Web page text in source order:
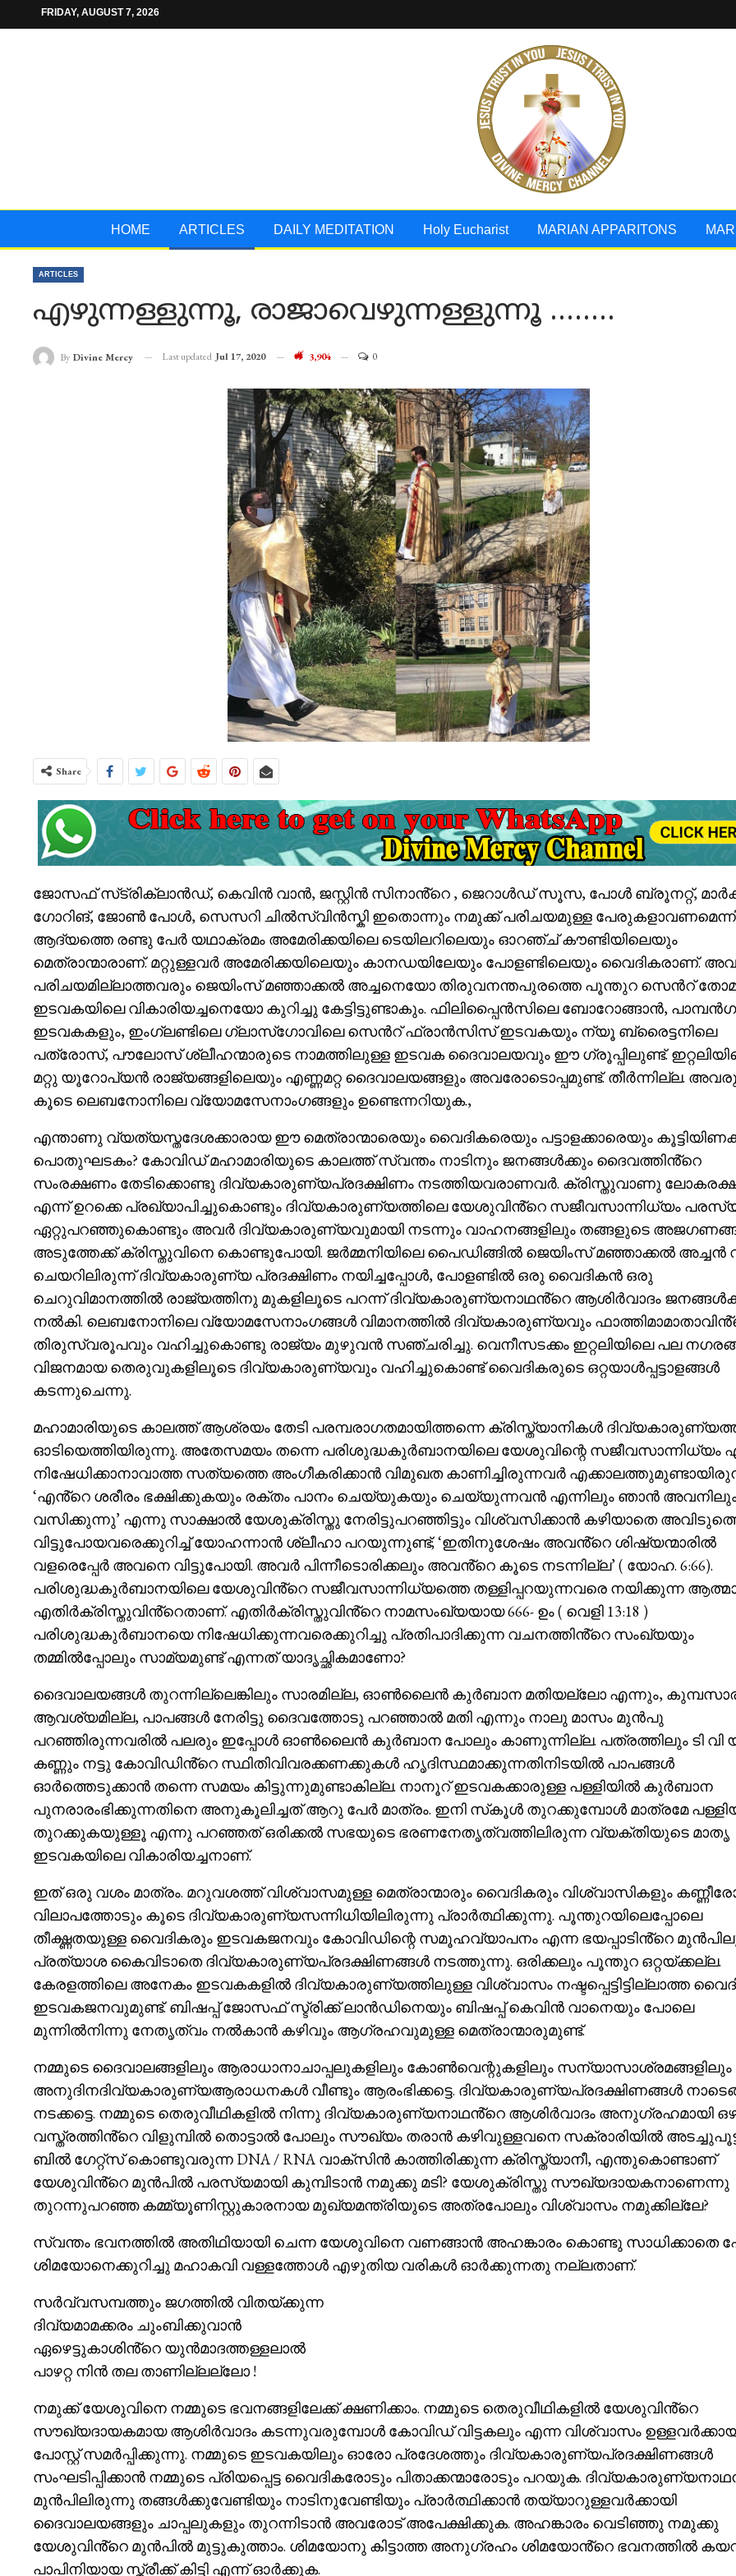
FRIDAY, AUGUST 7, 2026
HOME ARTICLES DAILY MEDITATION Holy Eucharist MARIAN APPARITONS
ARTICLES
എഴുന്നള്ളുന്നൂ, രാജാവെഴുന്നള്ളുന്നൂ ……..
By Divine Mercy Last updated Jul 17, 2020 3,904 0
Share
ജോസഫ് സ്‌ട്രിക്‌ലാൻഡ്, കെവിൻ വാൻ, ജസ്റ്റിൻ സിനാൻ്റെ , ജെറാൾഡ് സൂസ, പോൾ ബ്രൂനറ്റ്,
ഗോറിങ്, ജോൺ പോൾ, സെസറി ചിൽസ്‌വിൻസ്കി ഇതൊന്നും നമുക്ക് പരിചയമുള്ള
ആദ്യത്തെ രണ്ടു പേർ യഥാക്രമം അമേരിക്കയിലെ ടെയിലറിലെയും ഓറഞ്ച് കൗണ്ടിയിലെയും
മെത്രാന്മാരാണ്. മറ്റുള്ളവർ അമേരിക്കയിലെയും കാനഡയിലേയും പോളണ്ടിലെയും വൈദികരാണ്.
പരിചയമില്ലാത്തവരും ജെയിംസ് മഞ്ഞാക്കൽ അച്ചനെയോ തിരുവനന്തപുരത്തെ പൂന്തുറ സെൻറ്
ഇടവകയിലെ വികാരിയച്ചനെയോ കുറിച്ചു കേട്ടിട്ടുണ്ടാകും. ഫിലിപ്പൈൻസിലെ ബോറോങ്ങാൻ,
ഇടവകകളും, ഇംഗ്ലണ്ടിലെ ഗ്ലാസ്‌ഗോവിലെ സെൻറ് ഫ്രാൻസിസ് ഇടവകയും ന്യൂ ബ്രൈട്ടനിലെ
പത്രോസ്, പൗലോസ് ശ്ലീഹന്മാരുടെ നാമത്തിലുള്ള ഇടവക ദൈവാലയവും ഈ ഗ്രൂപ്പിലുണ്ട്.
മറ്റു യൂറോപ്യൻ രാജ്യങ്ങളിലെയും എണ്ണമറ്റ ദൈവാലയങ്ങളും അവരോടൊപ്പമുണ്ട്. തീർന്നില്ല.
കൂടെ ലെബനോനിലെ വ്യോമസേനാംഗങ്ങളും ഉണ്ടെന്നറിയുക.,
എന്താണു വ്യത്യസ്തദേശക്കാരായ ഈ മെത്രാന്മാരെയും വൈദികരെയും പട്ടാളക്കാരെയും
പൊതുഘടകം? കോവിഡ് മഹാമാരിയുടെ കാലത്ത് സ്വന്തം നാടിനും ജനങ്ങൾക്കും ദൈവത്തിൻ്റെ
സംരക്ഷണം തേടിക്കൊണ്ടു ദിവ്യകാരുണ്യപ്രദക്ഷിണം നടത്തിയവരാണവർ. ക്രിസ്തുവാണു
എന്ന് ഉറക്കെ പ്രഖ്യാപിച്ചുകൊണ്ടും ദിവ്യകാരുണ്യത്തിലെ യേശുവിൻ്റെ സജീവസാന്നിധ്യം
ഏറ്റുപറഞ്ഞുകൊണ്ടും അവർ ദിവ്യകാരുണ്യവുമായി നടന്നും വാഹനങ്ങളിലും തങ്ങളുടെ
അടുത്തേക്ക് ക്രിസ്തുവിനെ കൊണ്ടുപോയി. ജർമ്മനിയിലെ പൈഡിങ്ങിൽ ജെയിംസ് മഞ്ഞാക്കൽ അച്ചൻ
ചെയറിലിരുന്ന് ദിവ്യകാരുണ്യ പ്രദക്ഷിണം നയിച്ചപ്പോൾ, പോളണ്ടിൽ ഒരു വൈദികൻ ഒരു
ചെറുവിമാനത്തിൽ രാജ്യത്തിനു മുകളിലൂടെ പറന്ന് ദിവ്യകാരുണ്യനാഥൻ്റെ ആശിർവാദം
നൽകി. ലെബനോനിലെ വ്യോമസേനാംഗങ്ങൾ വിമാനത്തിൽ ദിവ്യകാരുണ്യവും
തിരുസ്വരൂപവും വഹിച്ചുകൊണ്ടു രാജ്യം മുഴുവൻ സഞ്ചരിച്ചു. വെനീസടക്കം ഇറ്റലിയിലെ പല
വിജനമായ തെരുവുകളിലൂടെ ദിവ്യകാരുണ്യവും വഹിച്ചുകൊണ്ട് വൈദികരുടെ ഒറ്റയാൾപ്പട്ടാളങ്ങൾ
കടന്നുചെന്നു.
മഹാമാരിയുടെ കാലത്ത് ആശ്രയം തേടി പരമ്പരാഗതമായിത്തന്നെ ക്രിസ്ത്യാനികൾ
ഓടിയെത്തിയിരുന്നു. അതേസമയം തന്നെ പരിശുദ്ധകുർബാനയിലെ യേശുവിന്റെ സജീവസാന്നിധ്യം
നിഷേധിക്കാനാവാത്ത സത്യത്തെ അംഗീകരിക്കാൻ വിമുഖത കാണിച്ചിരുന്നവർ
‘എൻ്റെ ശരീരം ഭക്ഷിക്കുകയും രക്തം പാനം ചെയ്യുകയും ചെയ്യുന്നവൻ എന്നിലും ഞാൻ
വസിക്കുന്നു’ എന്നു സാക്ഷാൽ യേശുക്രിസ്തു നേരിട്ടുപറഞ്ഞിട്ടും വിശ്വസിക്കാൻ കഴിയാതെ
വിട്ടുപോയവരെക്കുറിച്ച് യോഹന്നാൻ ശ്ലീഹാ പറയുന്നുണ്ട്; ‘ഇതിനുശേഷം അവൻ്റെ ശിഷ്യന്മാരിൽ
വളരെപ്പേർ അവനെ വിട്ടുപോയി. അവർ പിന്നീടൊരിക്കലും അവൻ്റെ കൂടെ നടന്നില്ല’ ( യോഹ. 6:66).
പരിശുദ്ധകുർബാനയിലെ യേശുവിൻ്റെ സജീവസാന്നിധ്യത്തെ തള്ളിപ്പറയുന്നവരെ നയിക്കുന്ന
എതിർക്രിസ്തുവിൻ്റെതാണ്. എതിർക്രിസ്തുവിൻ്റെ നാമസംഖ്യയായ 666- ഉം ( വെളി 13:18 )
പരിശുദ്ധകുർബാനയെ നിഷേധിക്കുന്നവരെക്കുറിച്ചു പ്രതിപാദിക്കുന്ന വചനത്തിൻ്റെ സംഖ്യയും
തമ്മിൽപ്പോലും സാമ്യമുണ്ട് എന്നത് യാദൃച്ഛികമാണോ?
ദൈവാലയങ്ങൾ തുറന്നില്ലെങ്കിലും സാരമില്ല, ഓൺലൈൻ കുർബാന മതിയല്ലോ എന്നും,
ആവശ്യമില്ല, പാപങ്ങൾ നേരിട്ടു ദൈവത്തോടു പറഞ്ഞാൽ മതി എന്നും നാലു മാസം മുൻപു
പറഞ്ഞിരുന്നവരിൽ പലരും ഇപ്പോൾ ഓൺലൈൻ കുർബാന പോലും കാണുന്നില്ല. പത്രത്തിലും ടി വി
കണ്ണും നട്ടു കോവിഡിൻ്റെ സ്ഥിതിവിവരക്കണക്കുകൾ ഹൃദിസ്ഥമാക്കുന്നതിനിടയിൽ പാപങ്ങൾ
ഓർത്തെടുക്കാൻ തന്നെ സമയം കിട്ടുന്നുമുണ്ടാകില്ല. നാനൂറ് ഇടവകക്കാരുള്ള പള്ളിയിൽ കുർബാന
പുനരാരംഭിക്കുന്നതിനെ അനുകൂലിച്ചത് ആറു പേർ മാത്രം. ഇനി സ്‌കൂൾ തുറക്കുമ്പോൾ മാത്രമേ
തുറക്കുകയുള്ളൂ എന്നു പറഞ്ഞത് ഒരിക്കൽ സഭയുടെ ഭരണനേതൃത്വത്തിലിരുന്ന വ്യക്തിയുടെ മാതൃ
ഇടവകയിലെ വികാരിയച്ചനാണ്.
ഇത് ഒരു വശം മാത്രം. മറുവശത്ത് വിശ്വാസമുള്ള മെത്രാന്മാരും വൈദികരും വിശ്വാസികളും
വിലാപത്തോടും കൂടെ ദിവ്യകാരുണ്യസന്നിധിയിലിരുന്നു പ്രാർത്ഥിക്കുന്നു. പൂന്തുറയിലെപ്പോലെ
തീക്ഷ്ണതയുള്ള വൈദികരും ഇടവകജനവും കോവിഡിന്റെ സമൂഹവ്യാപനം എന്ന ഭയപ്പാടിൻ്റെ
പ്രത്യാശ കൈവിടാതെ ദിവ്യകാരുണ്യപ്രദക്ഷിണങ്ങൾ നടത്തുന്നു. ഒരിക്കലും പൂന്തുറ ഒറ്റയ്ക്കല്ല.
കേരളത്തിലെ അനേകം ഇടവകകളിൽ ദിവ്യകാരുണ്യത്തിലുള്ള വിശ്വാസം നഷ്ടപ്പെട്ടിട്ടില്ലാത്ത
ഇടവകജനവുമുണ്ട്. ബിഷപ്പ് ജോസഫ് സ്ട്രിക്ക് ലാൻഡിനെയും ബിഷപ്പ് കെവിൻ വാനെയും പോലെ
മുന്നിൽനിന്നു നേതൃത്വം നൽകാൻ കഴിവും ആഗ്രഹവുമുള്ള മെത്രാന്മാരുമുണ്ട്.
നമ്മുടെ ദൈവാലങ്ങളിലും ആരാധാനാചാപ്പലുകളിലും കോൺവെന്റുകളിലും സന്യാസാശ്രമങ്ങളിലും
അനുദിനദിവ്യകാരുണ്യആരാധനകൾ വീണ്ടും ആരംഭിക്കട്ടെ. ദിവ്യകാരുണ്യപ്രദക്ഷിണങ്ങൾ
നടക്കട്ടെ. നമ്മുടെ തെരുവീഥികളിൽ നിന്നു ദിവ്യകാരുണ്യനാഥൻ്റെ ആശിർവാദം അനുഗ്രഹമായി
വസ്ത്രത്തിൻ്റെ വിളുമ്പിൽ തൊട്ടാൽ പോലും സൗഖ്യം തരാൻ കഴിവുള്ളവനെ സക്രാരിയിൽ
ബിൽ ഗേറ്റ്സ് കൊണ്ടുവരുന്ന DNA / RNA വാക്സിൻ കാത്തിരിക്കുന്ന ക്രിസ്ത്യാനീ, എന്തുകൊണ്ടാണ്
യേശുവിൻ്റെ മുൻപിൽ പരസ്യമായി കുമ്പിടാൻ നമുക്കു മടി? യേശുക്രിസ്തു സൗഖ്യദായകനാണെന്നു
തുറന്നുപറഞ്ഞ കമ്മ്യൂണിസ്റ്റുകാരനായ മുഖ്യമന്ത്രിയുടെ അത്രപോലും വിശ്വാസം നമുക്കില്ലേ?
സ്വന്തം ഭവനത്തിൽ അതിഥിയായി ചെന്ന യേശുവിനെ വണങ്ങാൻ അഹങ്കാരം കൊണ്ടു സാധിക്കാതെ
ശിമയോനെക്കുറിച്ചു മഹാകവി വള്ളത്തോൾ എഴുതിയ വരികൾ ഓർക്കുന്നതു നല്ലതാണ്.
സർവ്വസമ്പത്തും ജഗത്തിൽ വിതയ്ക്കുന്ന
ദിവ്യമാമക്കരം ചുംബിക്കുവാൻ
ഏഴെട്ടുകാശിൻ്റെ യുൻമാദത്തള്ളലാൽ
പാഴറ്റ നിൻ തല താണില്ലല്ലോ !
നമുക്ക് യേശുവിനെ നമ്മുടെ ഭവനങ്ങളിലേക്ക് ക്ഷണിക്കാം. നമ്മുടെ തെരുവീഥികളിൽ യേശുവിൻ്റെ
സൗഖ്യദായകമായ ആശിർവാദം കടന്നുവരുമ്പോൾ കോവിഡ് വിട്ടകലും എന്ന വിശ്വാസം
പോസ്റ്റ് സമർപ്പിക്കുന്നു. നമ്മുടെ ഇടവകയിലും ഓരോ പ്രദേശത്തും ദിവ്യകാരുണ്യപ്രദക്ഷിണങ്ങൾ
സംഘടിപ്പിക്കാൻ നമ്മുടെ പ്രിയപ്പെട്ട വൈദികരോടും പിതാക്കന്മാരോടും പറയുക.
മുൻപിലിരുന്നു തങ്ങൾക്കുവേണ്ടിയും നാടിനുവേണ്ടിയും പ്രാർത്ഥിക്കാൻ തയ്യാറുള്ളവർക്കായി
ദൈവാലയങ്ങളും ചാപ്പലുകളും തുറന്നിടാൻ അവരോട് അപേക്ഷിക്കുക. അഹങ്കാരം വെടിഞ്ഞു നമുക്കു
യേശുവിൻ്റെ മുൻപിൽ മുട്ടുകുത്താം. ശിമയോനു കിട്ടാത്ത അനുഗ്രഹം ശിമയോൻ്റെ ഭവനത്തിൽ
പാപിനിയായ സ്ത്രീക്ക് കിട്ടി എന്ന് ഓർക്കുക.